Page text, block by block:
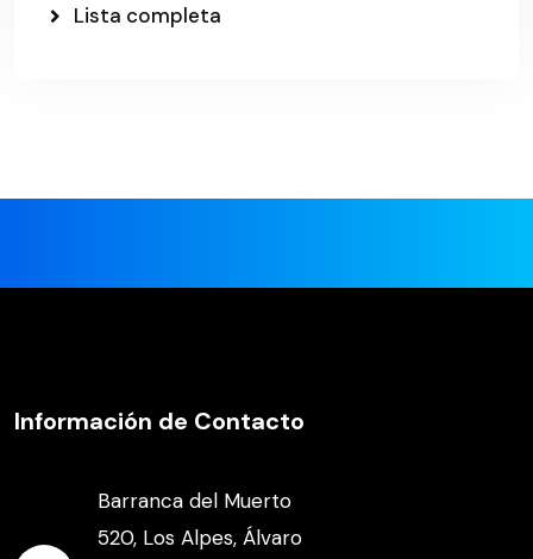
Lista completa
Información de Contacto
Barranca del Muerto
520, Los Alpes, Álvaro